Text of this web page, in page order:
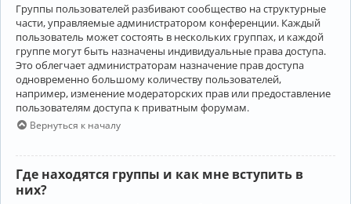
Группы пользователей разбивают сообщество на структурные
части, управляемые администратором конференции. Каждый
пользователь может состоять в нескольких группах, и каждой
группе могут быть назначены индивидуальные права доступа.
Это облегчает администраторам назначение прав доступа
одновременно большому количеству пользователей,
например, изменение модераторских прав или предоставление
пользователям доступа к приватным форумам.
Вернуться к началу
Где находятся группы и как мне вступить в
них?